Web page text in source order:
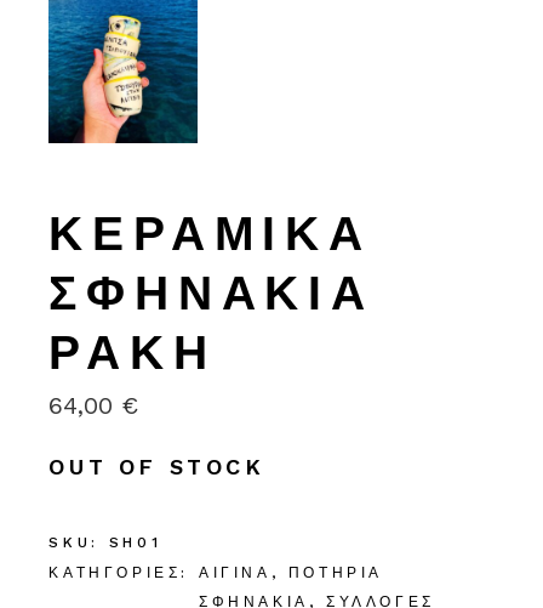
ΚΕΡΑΜΙΚΆ
ΣΦΗΝΆΚΙΑ
ΡΑΚΉ
64,00 €
OUT OF STOCK
SKU:
SH01
ΚΑΤΗΓΟΡΊΕΣ:
ΑΊΓΙΝΑ ,
ΠΟΤΉΡΙΑ
ΣΦΗΝΆΚΙΑ , ΣΥΛΛΟΓΈΣ